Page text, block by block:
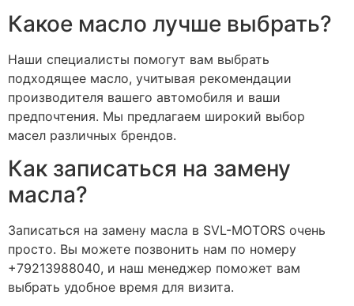
Какое масло лучше выбрать?
Наши специалисты помогут вам выбрать
подходящее масло, учитывая рекомендации
производителя вашего автомобиля и ваши
предпочтения. Мы предлагаем широкий выбор
масел различных брендов.
Как записаться на замену
масла?
Записаться на замену масла в SVL-MOTORS очень
просто. Вы можете позвонить нам по номеру
+79213988040, и наш менеджер поможет вам
выбрать удобное время для визита.